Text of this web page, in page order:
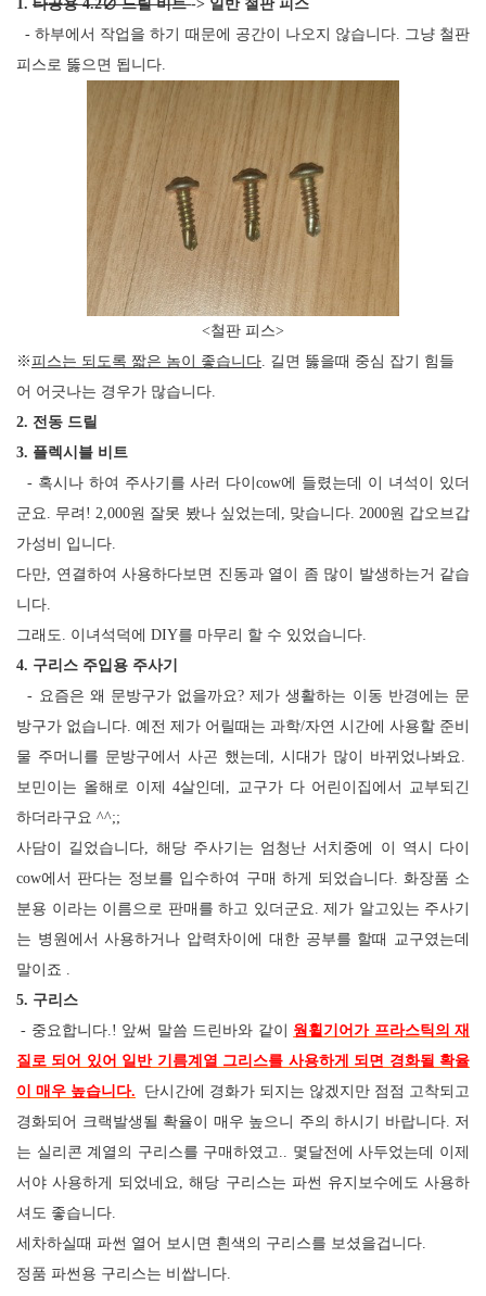
1. 타공용4.2∅드릴 비트-> 일반 철판 피스
-하부에서 작업을 하기 때문에 공간이 나오지 않습니다. 그냥 철판
피스로 뚫으면 됩니다.
<철판 피스>
※피스는 되도록 짧은 놈이 좋습니다. 길면 뚫을때 중심 잡기 힘들
어 어긋나는 경우가 많습니다.
2. 전동 드릴
3. 플렉시블 비트
- 혹시나 하여 주사기를 사러 다이cow에 들렸는데 이 녀석이 있더
군요. 무려! 2,000원 잘못 봤나 싶었는데, 맞습니다. 2000원 갑오브갑
가성비 입니다.
다만, 연결하여 사용하다보면 진동과 열이 좀 많이 발생하는거 같습
니다.
그래도. 이녀석덕에 DIY를 마무리 할 수 있었습니다.
4. 구리스 주입용 주사기
- 요즘은 왜 문방구가 없을까요? 제가 생활하는 이동 반경에는 문
방구가 없습니다. 예전 제가 어릴때는 과학/자연 시간에 사용할 준비
물 주머니를 문방구에서 사곤 했는데, 시대가 많이 바뀌었나봐요.
보민이는 올해로 이제 4살인데, 교구가 다 어린이집에서 교부되긴
하더라구요 ^^;;
사담이 길었습니다, 해당 주사기는 엄청난 서치중에 이 역시 다이
cow에서 판다는 정보를 입수하여 구매 하게 되었습니다. 화장품 소
분용 이라는 이름으로 판매를 하고 있더군요. 제가 알고있는 주사기
는 병원에서 사용하거나 압력차이에 대한 공부를 할때 교구였는데
말이죠 .
5. 구리스
- 중요합니다.! 앞써 말씀 드린바와 같이 웜휠기어가 프라스틱의 재
질로 되어 있어 일반 기름계열 그리스를 사용하게 되면 경화될 확율
이 매우 높습니다. 단시간에 경화가 되지는 않겠지만 점점 고착되고
경화되어 크랙발생될 확율이 매우 높으니 주의 하시기 바랍니다. 저
는 실리콘 계열의 구리스를 구매하였고.. 몇달전에 사두었는데 이제
서야 사용하게 되었네요, 해당 구리스는 파썬 유지보수에도 사용하
셔도 좋습니다.
세차하실때 파썬 열어 보시면 흰색의 구리스를 보셨을겁니다.
정품 파썬용 구리스는 비쌉니다.